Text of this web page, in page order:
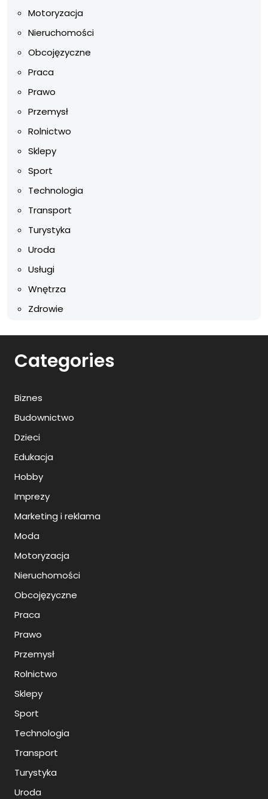
Motoryzacja
Nieruchomości
Obcojęzyczne
Praca
Prawo
Przemysł
Rolnictwo
Sklepy
Sport
Technologia
Transport
Turystyka
Uroda
Usługi
Wnętrza
Zdrowie
Categories
Biznes
Budownictwo
Dzieci
Edukacja
Hobby
Imprezy
Marketing i reklama
Moda
Motoryzacja
Nieruchomości
Obcojęzyczne
Praca
Prawo
Przemysł
Rolnictwo
Sklepy
Sport
Technologia
Transport
Turystyka
Uroda